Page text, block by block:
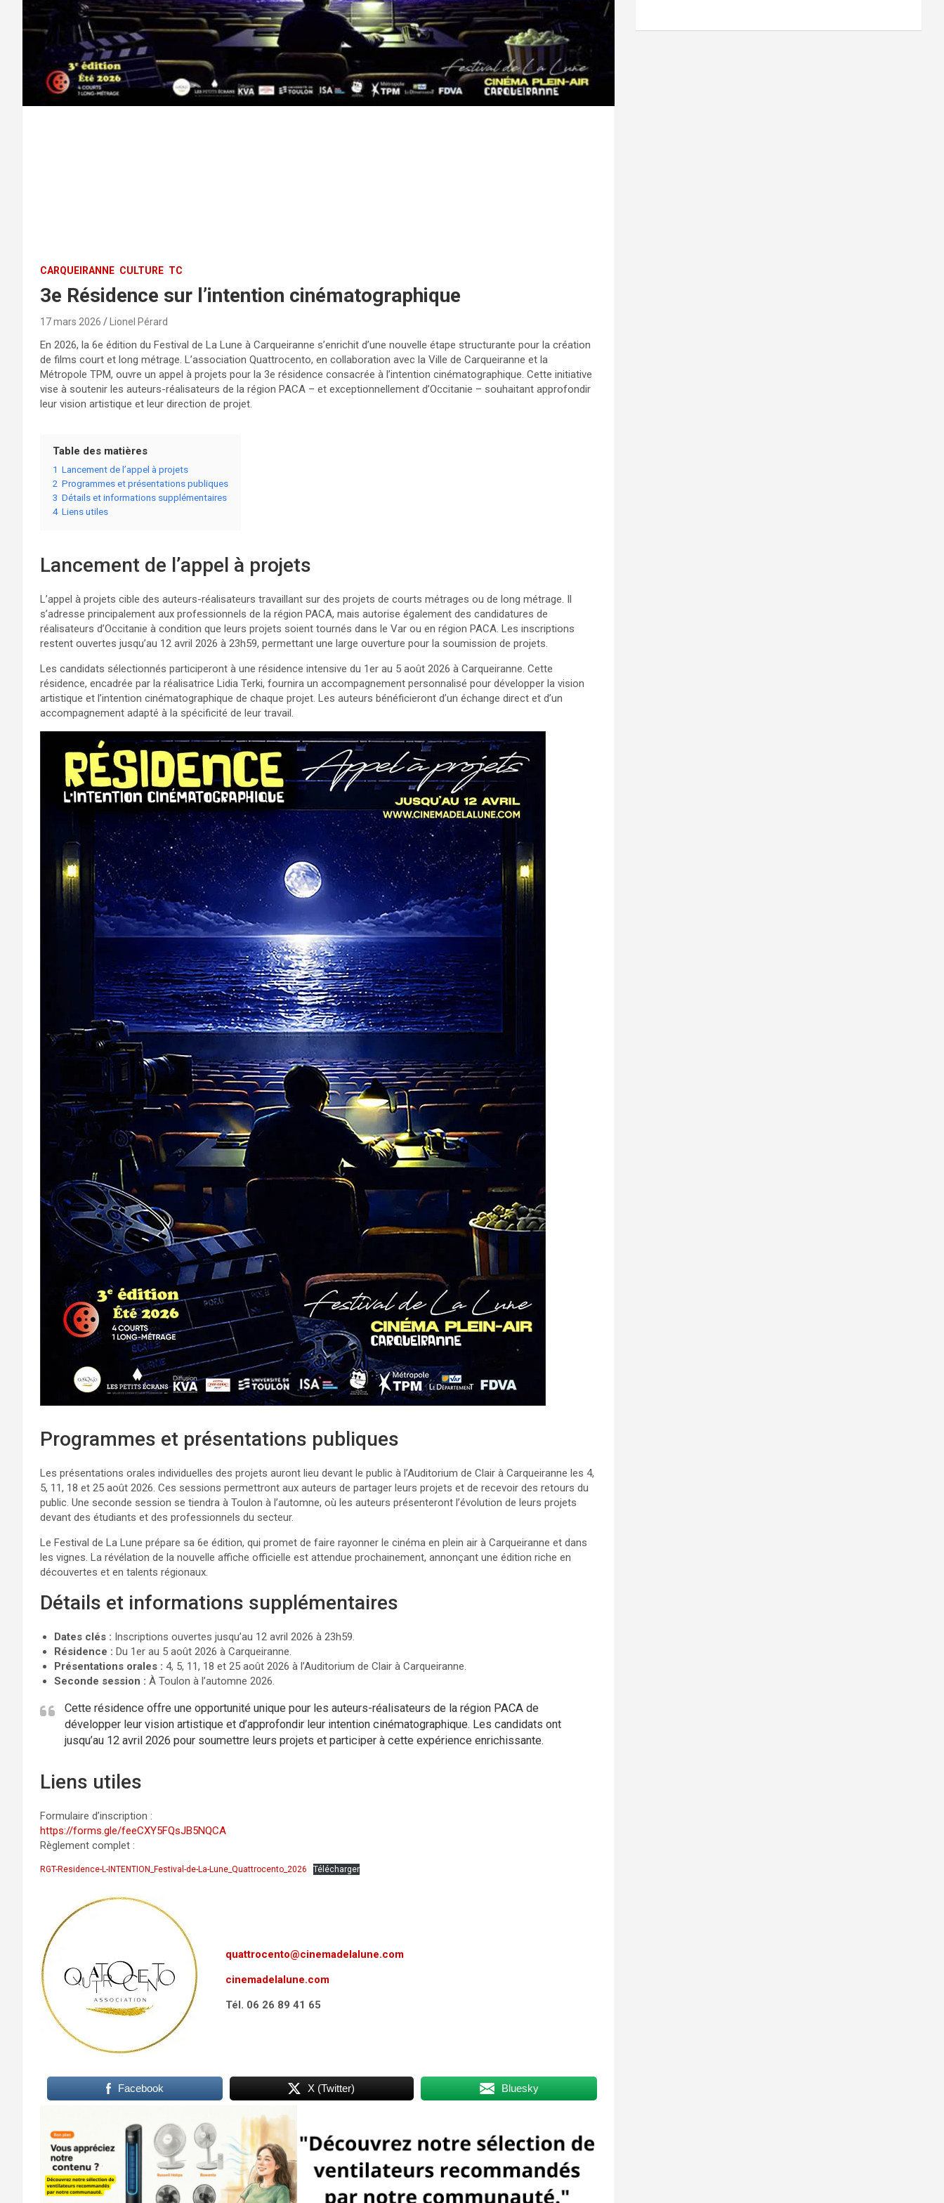
CARQUEIRANNE CULTURE TC
3e Résidence sur l’intention cinématographique
17 mars 2026 Lionel Pérard
En 2026, la 6e édition du Festival de La Lune à Carqueiranne s’enrichit d’une nouvelle étape structurante pour la création
de films court et long métrage. L’association Quattrocento, en collaboration avec la Ville de Carqueiranne et la
Métropole TPM, ouvre un appel à projets pour la 3e résidence consacrée à l’intention cinématographique. Cette initiative
vise à soutenir les auteurs-réalisateurs de la région PACA – et exceptionnellement d’Occitanie – souhaitant approfondir
leur vision artistique et leur direction de projet.
Table des matières
1 Lancement de l’appel à projets
2 Programmes et présentations publiques
3 Détails et informations supplémentaires
4 Liens utiles
Lancement de l’appel à projets
L’appel à projets cible des auteurs-réalisateurs travaillant sur des projets de courts métrages ou de long métrage. Il
s’adresse principalement aux professionnels de la région PACA, mais autorise également des candidatures de
réalisateurs d’Occitanie à condition que leurs projets soient tournés dans le Var ou en région PACA. Les inscriptions
restent ouvertes jusqu’au 12 avril 2026 à 23h59, permettant une large ouverture pour la soumission de projets.
Les candidats sélectionnés participeront à une résidence intensive du 1er au 5 août 2026 à Carqueiranne. Cette
résidence, encadrée par la réalisatrice Lidia Terki, fournira un accompagnement personnalisé pour développer la vision
artistique et l’intention cinématographique de chaque projet. Les auteurs bénéficieront d’un échange direct et d’un
accompagnement adapté à la spécificité de leur travail.
Programmes et présentations publiques
Les présentations orales individuelles des projets auront lieu devant le public à l’Auditorium de Clair à Carqueiranne les 4,
5, 11, 18 et 25 août 2026. Ces sessions permettront aux auteurs de partager leurs projets et de recevoir des retours du
public. Une seconde session se tiendra à Toulon à l’automne, où les auteurs présenteront l’évolution de leurs projets
devant des étudiants et des professionnels du secteur.
Le Festival de La Lune prépare sa 6e édition, qui promet de faire rayonner le cinéma en plein air à Carqueiranne et dans
les vignes. La révélation de la nouvelle affiche officielle est attendue prochainement, annonçant une édition riche en
découvertes et en talents régionaux.
Détails et informations supplémentaires
Dates clés : Inscriptions ouvertes jusqu’au 12 avril 2026 à 23h59.
Résidence : Du 1er au 5 août 2026 à Carqueiranne.
Présentations orales : 4, 5, 11, 18 et 25 août 2026 à l’Auditorium de Clair à Carqueiranne.
Seconde session : À Toulon à l’automne 2026.
Cette résidence offre une opportunité unique pour les auteurs-réalisateurs de la région PACA de
développer leur vision artistique et d’approfondir leur intention cinématographique. Les candidats ont
jusqu’au 12 avril 2026 pour soumettre leurs projets et participer à cette expérience enrichissante.
Liens utiles
Formulaire d’inscription :
https://forms.gle/feeCXY5FQsJB5NQCA
Règlement complet :
RGT-Residence-L-INTENTION_Festival-de-La-Lune_Quattrocento_2026 Télécharger
quattrocento@cinemadelalune.com
cinemadelalune.com
Tél. 06 26 89 41 65
Facebook X (Twitter) Bluesky